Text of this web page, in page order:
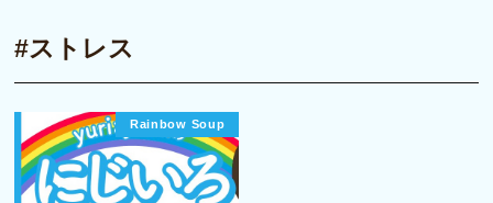
#ストレス
Rainbow Soup